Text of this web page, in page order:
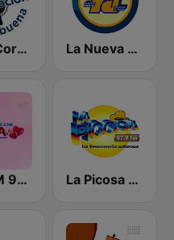
Radio Corporación (YNOW) La Nueva Radio Ya 600
Viva FM 98.3 FM La Picosa 97.9 FM